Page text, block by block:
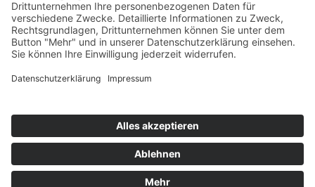
Anfahrt
Die Innovation Salzburg GmbH ist ein Unternehmen von
Salzburg und Industriellenvereinigung Salzburg.
Datenschutzerklärung